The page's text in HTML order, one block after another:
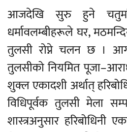
आजदेखि सुरु हुने
धर्मावलम्बीहरूले घर,
तुलसी रोप्ने चलन छ ।
तुलसीको नियमित
शुक्ल एकादशी अर्थात्
विधिपूर्वक तुलसी मेला
शास्त्रअनुसार हरिबोधिनी